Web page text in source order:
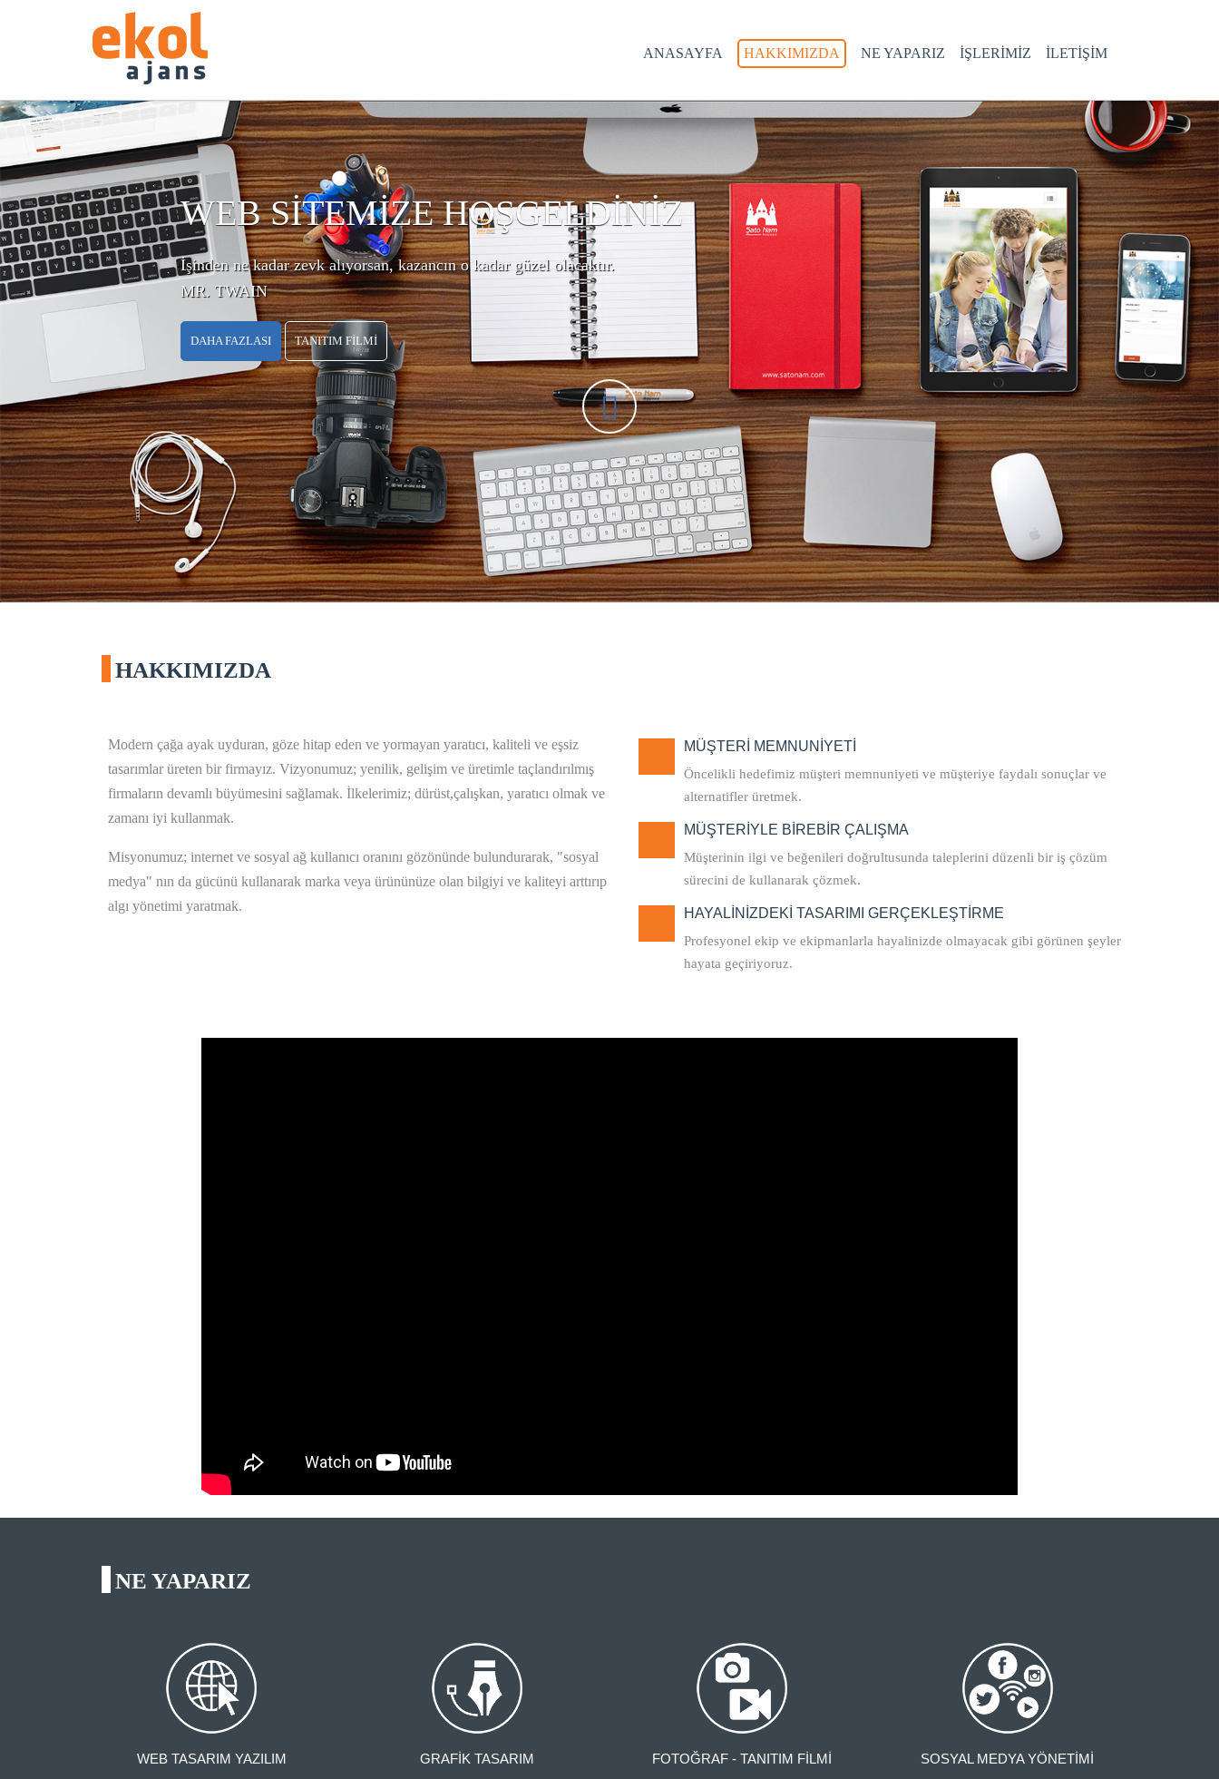
ANASAYFA HAKKIMIZDA NE YAPARIZ İŞLERİMİZ İLETİŞİM
WEB SİTEMİZE HOŞGELDİNİZ
İşinden ne kadar zevk alıyorsan, kazancın o kadar güzel olacaktır.
MR. TWAIN
DAHA FAZLASI TANITIM FİLMİ
HAKKIMIZDA
MÜŞTERİ MEMNUNİYETİ
Öncelikli hedefimiz müşteri memnuniyeti ve müşteriye faydalı sonuçlar ve
alternatifler üretmek.
MÜŞTERİYLE BİREBİR ÇALIŞMA
Müşterinin ilgi ve beğenileri doğrultusunda taleplerini düzenli bir iş çözüm
sürecini de kullanarak çözmek.
HAYALİNİZDEKİ TASARIMI GERÇEKLEŞTİRME
Profesyonel ekip ve ekipmanlarla hayalinizde olmayacak gibi görünen şeyler
hayata geçiriyoruz.
Modern çağa ayak uyduran, göze hitap eden ve yormayan yaratıcı, kaliteli ve eşsiz
tasarımlar üreten bir firmayız. Vizyonumuz; yenilik, gelişim ve üretimle taçlandırılmış
firmaların devamlı büyümesini sağlamak. İlkelerimiz; dürüst,çalışkan, yaratıcı olmak ve
zamanı iyi kullanmak.
Misyonumuz; internet ve sosyal ağ kullanıcı oranını gözönünde bulundurarak, "sosyal
medya" nın da gücünü kullanarak marka veya ürününüze olan bilgiyi ve kaliteyi arttırıp
algı yönetimi yaratmak.
NE YAPARIZ
WEB TASARIM YAZILIM GRAFİK TASARIM FOTOĞRAF - TANITIM FİLMİ SOSYAL MEDYA YÖNETİMİ